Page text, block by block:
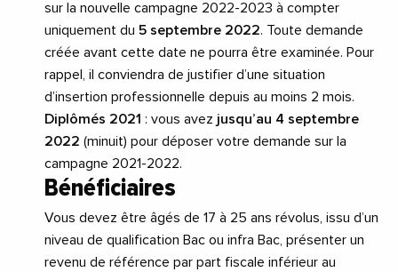
sur la nouvelle campagne 2022-2023 à compter
uniquement du 5 septembre 2022. Toute demande
créée avant cette date ne pourra être examinée. Pour
rappel, il conviendra de justifier d’une situation
d’insertion professionnelle depuis au moins 2 mois.
Diplômés 2021 : vous avez jusqu’au 4 septembre
2022 (minuit) pour déposer votre demande sur la
campagne 2021-2022.
Bénéficiaires
Vous devez être âgés de 17 à 25 ans révolus, issu d’un
niveau de qualification Bac ou infra Bac, présenter un
revenu de référence par part fiscale inférieur au